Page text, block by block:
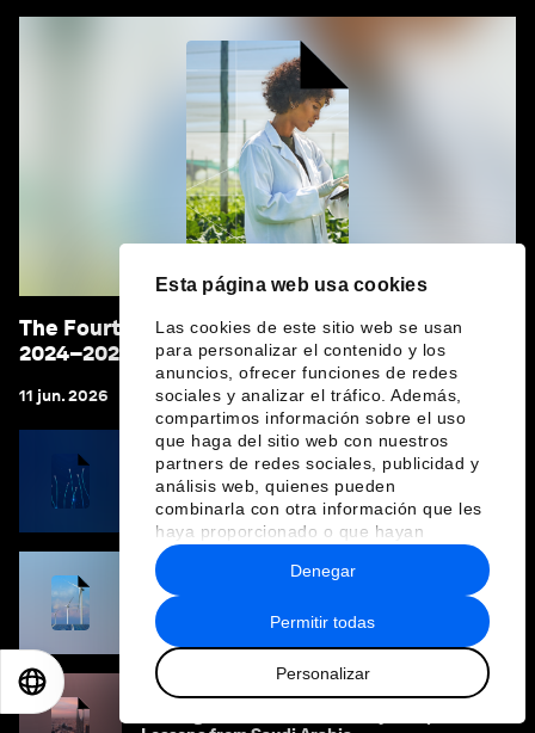
Esta página web usa cookies
Las cookies de este sitio web se usan
para personalizar el contenido y los
anuncios, ofrecer funciones de redes
sociales y analizar el tráfico. Además,
compartimos información sobre el uso
que haga del sitio web con nuestros
partners de redes sociales, publicidad y
análisis web, quienes pueden
combinarla con otra información que les
haya proporcionado o que hayan
recopilado a partir del uso que haya
hecho de sus servicios.
Permitir todas
Personalizar
Denegar
The Fourth Industrial Revolution Network
2024–2025 Impact Report
11 jun. 2026
Piloting Buildings of the Future: Azerbaijan’s
AI-Energy Playbook
Quantum for Energy and Utilities: Key
Opportunities for Energy Transition